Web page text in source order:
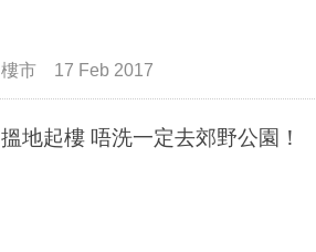
樓市 17 Feb 2017
搵地起樓 唔洗一定去郊野公園！